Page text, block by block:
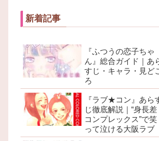
新着記事
『ふつうの恋子ちゃ
ん』総合ガイド｜あ
すじ・キャラ・見ど
ろ
『ラブ★コン』あら
じ徹底解説｜“身長差
コンプレックス”で笑
って泣ける大阪ラブ